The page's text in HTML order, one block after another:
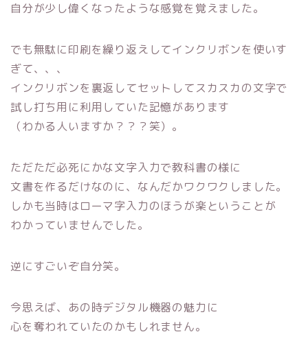
自分が少し偉くなったような感覚を覚えました。
でも無駄に印刷を繰り返えしてインクリボンを使いす
ぎて、、、
インクリボンを裏返してセットしてスカスカの文字で
試し打ち用に利用していた記憶があります
（わかる人いますか？？？笑）。
ただただ必死にかな文字入力で教科書の様に
文書を作るだけなのに、なんだかワクワクしました。
しかも当時はローマ字入力のほうが楽ということが
わかっていませんでした。
逆にすごいぞ自分笑。
今思えば、あの時デジタル機器の魅力に
心を奪われていたのかもしれません。